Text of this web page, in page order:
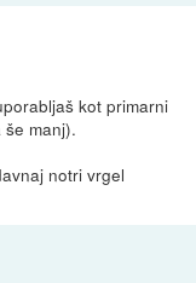
kot primarni
manj).
notri vrgel